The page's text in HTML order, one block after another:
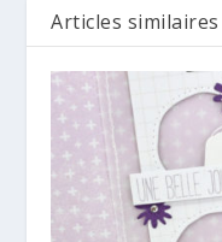
Articles similaires